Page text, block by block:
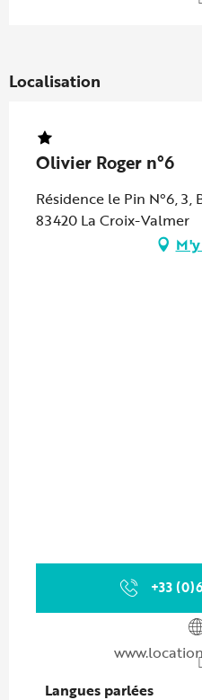
Localisation
Olivier Roger n°6
Résidence le Pin N°6,
83420 La Croix-Valmer
+33
Langues parlées
Langues parlées